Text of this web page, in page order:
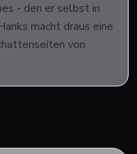
- den er selbst in
macht draus eine
von